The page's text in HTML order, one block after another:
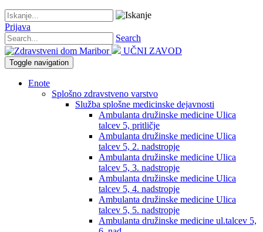
Prijava
Search
UČNI ZAVOD
Toggle navigation
Enote
Splošno zdravstveno varstvo
Služba splošne medicinske dejavnosti
Ambulanta družinske medicine Ulica
talcev 5, pritličje
Ambulanta družinske medicine Ulica
talcev 5, 2. nadstropje
Ambulanta družinske medicine Ulica
talcev 5, 3. nadstropje
Ambulanta družinske medicine Ulica
talcev 5, 4. nadstropje
Ambulanta družinske medicine Ulica
talcev 5, 5. nadstropje
Ambulanta družinske medicine ul.talcev 5,